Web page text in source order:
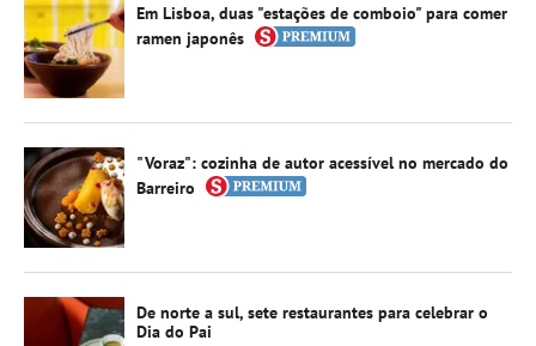
Em Lisboa, duas "estações de comboio" para comer
ramen japonês
"Voraz": cozinha de autor acessível no mercado do
Barreiro
De norte a sul, sete restaurantes para celebrar o
Dia do Pai